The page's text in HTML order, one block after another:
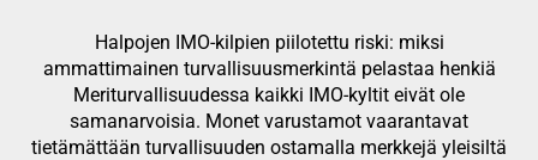
Halpojen IMO-kilpien piilotettu riski: miksi
ammattimainen turvallisuusmerkintä pelastaa henkiä
Meriturvallisuudessa kaikki IMO-kyltit eivät ole
samanarvoisia. Monet varustamot vaarantavat
tietämättään turvallisuuden ostamalla merkkejä yleisiltä